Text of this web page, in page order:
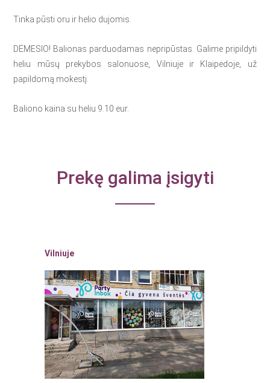
Tinka pūsti oru ir helio dujomis.
DĖMESIO! Balionas parduodamas nepripūstas. Galime pripildyti
heliu mūsų prekybos salonuose, Vilniuje ir Klaipėdoje, už
papildomą mokestį.
Baliono kaina su heliu 9.10 eur.
Prekę galima įsigyti
Vilniuje